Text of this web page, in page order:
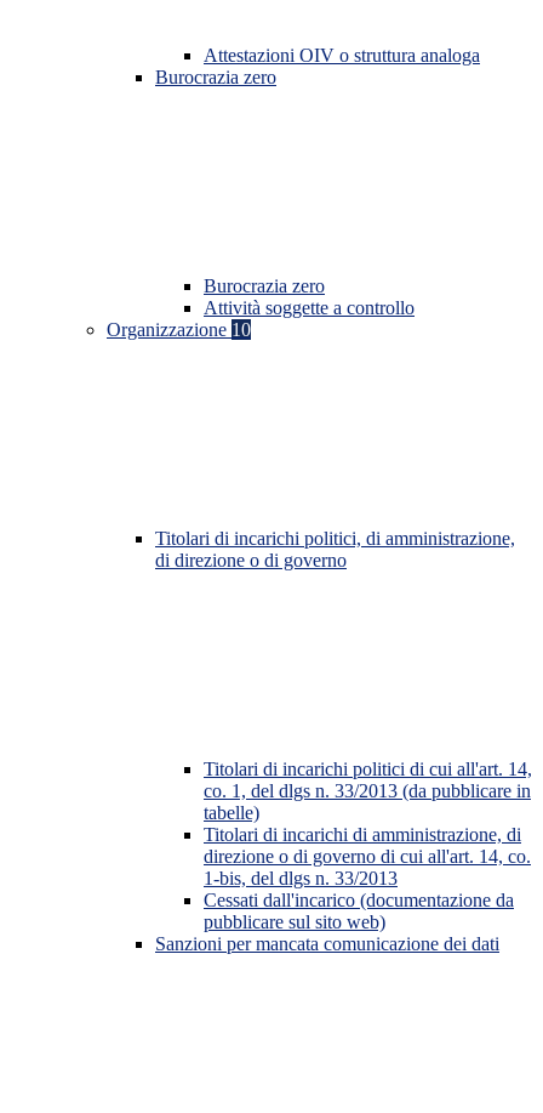
Attestazioni OIV o struttura analoga
Burocrazia zero
Burocrazia zero
Attività soggette a controllo
Organizzazione 10
Titolari di incarichi politici, di amministrazione,
di direzione o di governo
Titolari di incarichi politici di cui all'art. 14,
co. 1, del dlgs n. 33/2013 (da pubblicare in
tabelle)
Titolari di incarichi di amministrazione, di
direzione o di governo di cui all'art. 14, co.
1-bis, del dlgs n. 33/2013
Cessati dall'incarico (documentazione da
pubblicare sul sito web)
Sanzioni per mancata comunicazione dei dati